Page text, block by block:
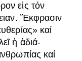
εἰς τόν
Ἔκφρασιν
καί
ἡ ἀδιά-
καί